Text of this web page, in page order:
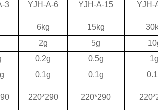
3 YJH-A-6 YJH-A-15 YJH-
6kg 15kg 30
2g 5g 10
0.2g 0.5g 1g
0.1g 0.1g 0.1
220*290 220*290